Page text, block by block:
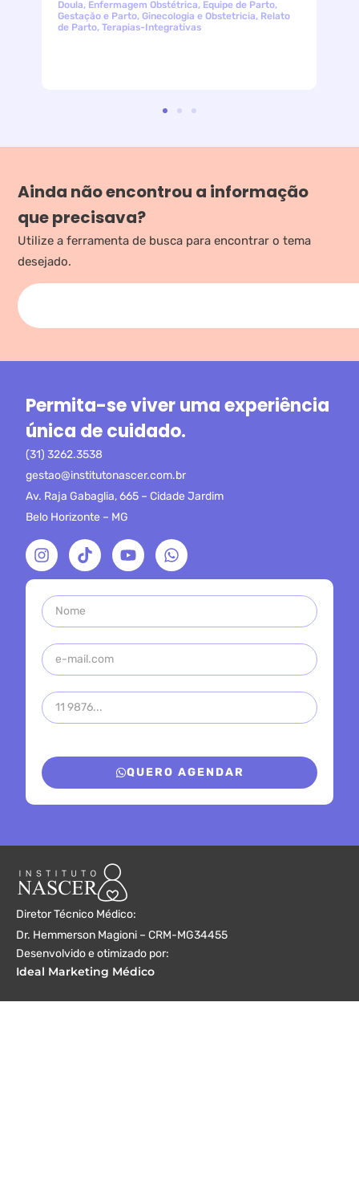
Doula, Enfermagem Obstétrica, Equipe de Parto,
Gestação e Parto,Ginecologia e Obstetricia, Relato
de Parto,Terapias-Integrativas
Ainda não encontrou a informação
que precisava?
Utilize a ferramenta de busca para encontrar o tema
desejado.
Permita-se viver uma experiência
única de cuidado.
(31) 3262.3538
gestao@institutonascer.com.br
Av. Raja Gabaglia, 665 – Cidade Jardim
Belo Horizonte – MG
QUERO AGENDAR
Diretor Técnico Médico:
Dr. Hemmerson Magioni – CRM-MG34455
Desenvolvido e otimizado por:
Ideal Marketing Médico